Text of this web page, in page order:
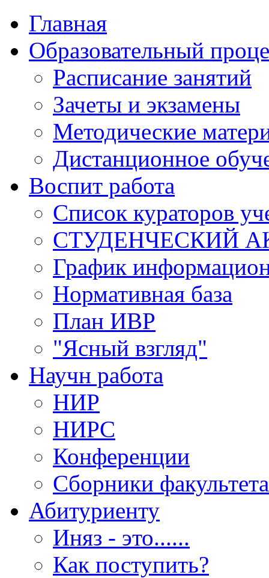
Главная
Образовательный
Расписание занятий
Зачеты и экзамены
Методические
Дистанционное
Воспит работа
Список кураторов
СТУДЕНЧЕСКИЙ
График
Нормативная база
План ИВР
"Ясный взгляд"
Научн работа
НИР
НИРС
Конференции
Сборники факультета
Абитуриенту
Иняз - это......
Как поступить?